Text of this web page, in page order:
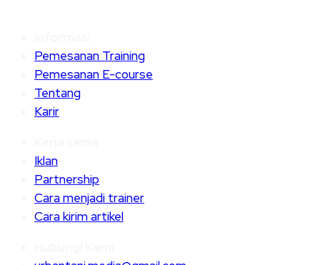
Pemesanan Training
Pemesanan E-course
Tentang
Karir
Iklan
Partnership
Cara menjadi trainer
Cara kirim artikel